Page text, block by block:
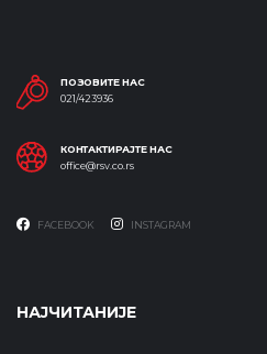
ПОЗОВИТЕ НАС
021/423936
КОНТАКТИРАЈТЕ НАС
office@rsv.co.rs
FACEBOOK INSTAGRAM
НАЈЧИТАНИЈЕ